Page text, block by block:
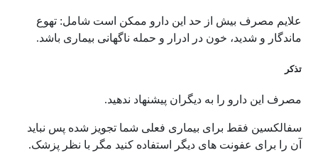
علایم مصرف بیش از حد این دارو ممکن است شامل: تهوع
ماندگار و شدید، خون در ادرار و حمله ناگهانی بیماری باشد.
تذکر
مصرف این دارو را به دیگران پیشنهاد ندهید.
سفالکسین فقط برای بیماری فعلی شما تجویز شده پس نباید
آن را برای عفونت های دیگر استفاده کنید مگر با نظر پزشک.